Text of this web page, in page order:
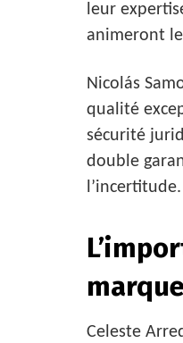
leur
animeront
Nicolás
qualité
sécurité
double
l’incertitude.
Celeste